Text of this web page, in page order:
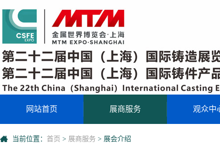
网站首页 展商服务 观众中
当前位置： 首页 > 展商服务 > 展会介绍